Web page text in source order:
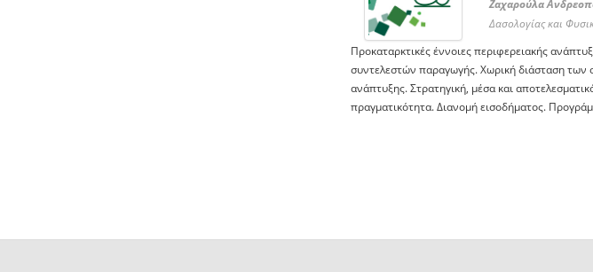
Ζαχαρούλα
Δασολογίας και
Προκαταρκτικές έννοιες περιφερειακής
συντελεστών παραγωγής. Χωρική διάσταση των
ανάπτυξης. Στρατηγική, μέσα και
πραγματικότητα. Διανομή εισοδήματος.